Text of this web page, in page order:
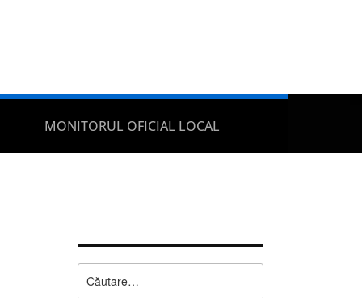
MONITORUL OFICIAL LOCAL
după: